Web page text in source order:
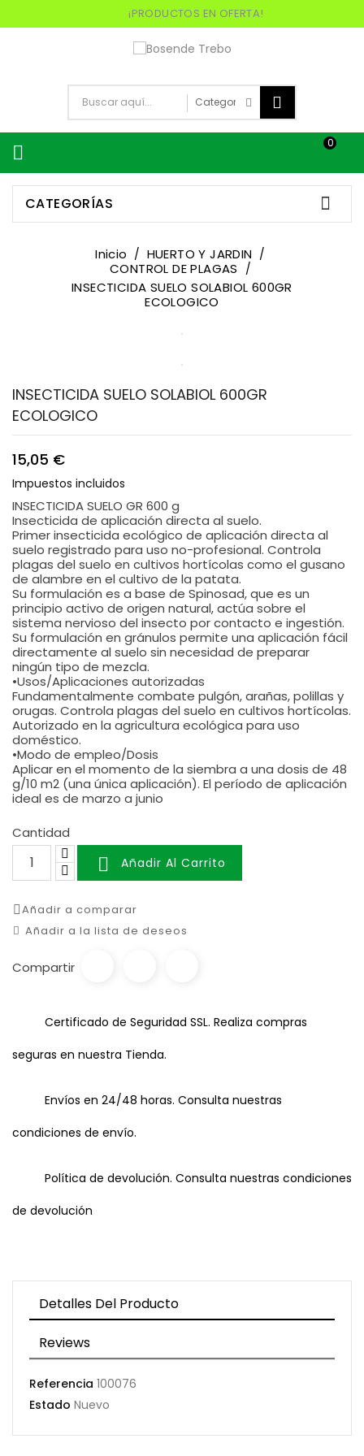
¡PRODUCTOS EN OFERTA!
 0
CATEGORÍAS 
Inicio
HUERTO Y JARDIN
CONTROL DE PLAGAS
INSECTICIDA SUELO SOLABIOL 600GR
ECOLOGICO
INSECTICIDA SUELO SOLABIOL 600GR
ECOLOGICO
15,05 €
Impuestos incluidos
INSECTICIDA SUELO GR 600 g
Insecticida de aplicación directa al suelo.
Primer insecticida ecológico de aplicación directa al
suelo registrado para uso no-profesional. Controla
plagas del suelo en cultivos hortícolas como el gusano
de alambre en el cultivo de la patata.
Su formulación es a base de Spinosad, que es un
principio activo de origen natural, actúa sobre el
sistema nervioso del insecto por contacto e ingestión.
Su formulación en gránulos permite una aplicación fácil
directamente al suelo sin necesidad de preparar
ningún tipo de mezcla.
•Usos/Aplicaciones autorizadas
Fundamentalmente combate pulgón, arañas, polillas y
orugas. Controla plagas del suelo en cultivos hortícolas.
Autorizado en la agricultura ecológica para uso
doméstico.
•Modo de empleo/Dosis
Aplicar en el momento de la siembra a una dosis de 48
g/10 m2 (una única aplicación). El período de aplicación
ideal es de marzo a junio
Cantidad
 Añadir Al Carrito
Añadir a comparar
Añadir a la lista de deseos
Compartir
Certificado de Seguridad SSL. Realiza compras
seguras en nuestra Tienda.
Envíos en 24/48 horas. Consulta nuestras
condiciones de envío.
Política de devolución. Consulta nuestras condiciones
de devolución
Detalles Del Producto
Reviews
Referencia 100076
Estado Nuevo